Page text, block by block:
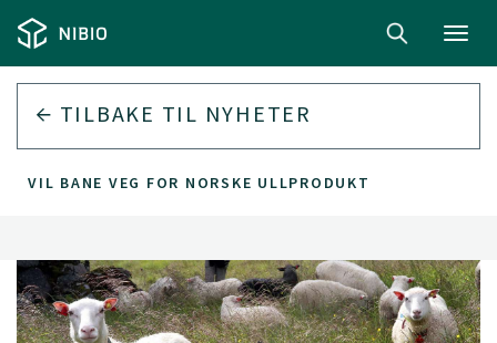
TILBAKE TIL NYHETER
VIL BANE VEG FOR NORSKE ULLPRODUKT